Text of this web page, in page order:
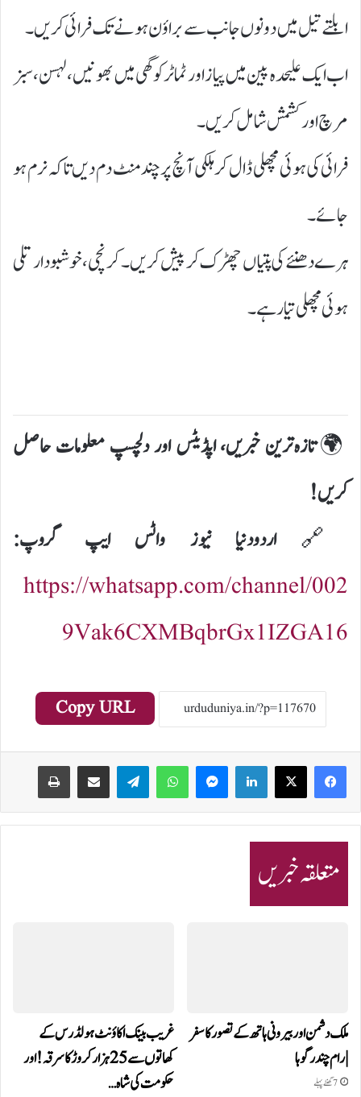
ابلتے تیل میں دونوں جانب سے براؤن ہونے تک فرائی کریں۔
اب ایک علیحدہ پین میں پیاز اور ٹماٹر کو گھی میں بھونیں، لہسن، سبز
مرچ اور کشمش شامل کریں۔
فرائی کی ہوئی مچھلی ڈال کر ہلکی آنچ پر چند منٹ دم دیں تاکہ نرم ہو
جائے۔
ہرے دھنئے کی پتیاں چھڑک کر پیش کریں۔ کرنچی، خوشبودار تلی
ہوئی مچھلی تیار ہے۔
🌍تازہ ترین خبریں، اپڈیٹس اور دلچسپ معلومات حاصل
کریں!
🔗اردو دنیا نیوز واٹس ایپ گروپ:
https://whatsapp.com/channel/002
9Vak6CXMBqbrGx1IZGA16
Copy URL
LinkedIn
WhatsApp
Telegram
متعلقہ خبریں
ملک دشمن اور بیرونی ہاتھ کے تصور کا سفر
| رام چندر گوہا
7 گھنٹے پہلے
غریب بینک اکاؤنٹ ہولڈرس کے
کھاتوں سے 25 ہزار کروڑ کا سرقہ!اور
حکومت کی شاہ…